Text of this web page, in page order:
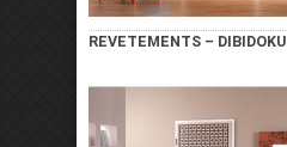
REVETEMENTS – DIBIDOKU